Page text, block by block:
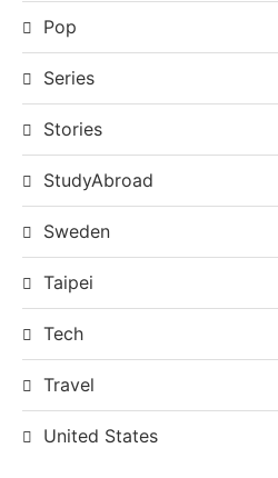
Pop
Series
Stories
StudyAbroad
Sweden
Taipei
Tech
Travel
United States